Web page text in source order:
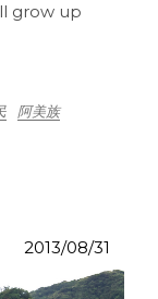
grow up
阿美族
2013/08/31